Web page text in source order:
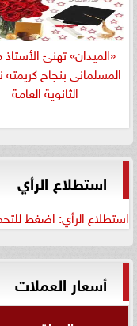
«الميدان» تهنئ
المسلمانى بنجاح
الثانوية العامة
استطلاع الرأي
استطلاع الرأي: اضغط
أسعار العملات